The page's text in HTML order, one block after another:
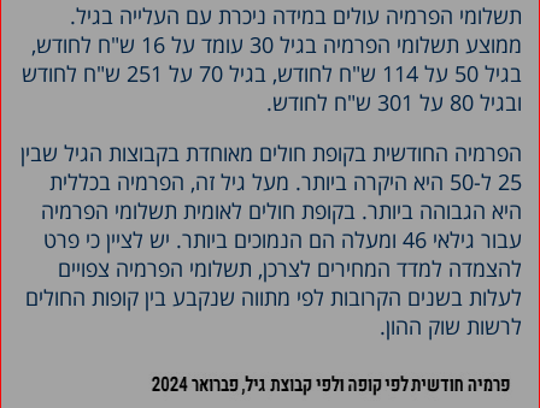
תשלומי הפרמיה עולים במידה ניכרת עם העלייה בגיל.
ממוצע תשלומי הפרמיה בגיל 30 עומד על 16 ש"ח לחודש,
בגיל 50 על 114 ש"ח לחודש, בגיל 70 על 251 ש"ח לחודש
ובגיל 80 על 301 ש"ח לחודש.
הפרמיה החודשית בקופת חולים מאוחדת בקבוצות הגיל שבין
25 ל-50 היא היקרה ביותר. מעל גיל זה, הפרמיה בכללית
היא הגבוהה ביותר. בקופת חולים לאומית תשלומי הפרמיה
עבור גילאי 46 ומעלה הם הנמוכים ביותר. יש לציין כי פרט
להצמדה למדד המחירים לצרכן, תשלומי הפרמיה צפויים
לעלות בשנים הקרובות לפי מתווה שנקבע בין קופות החולים
לרשות שוק ההון.